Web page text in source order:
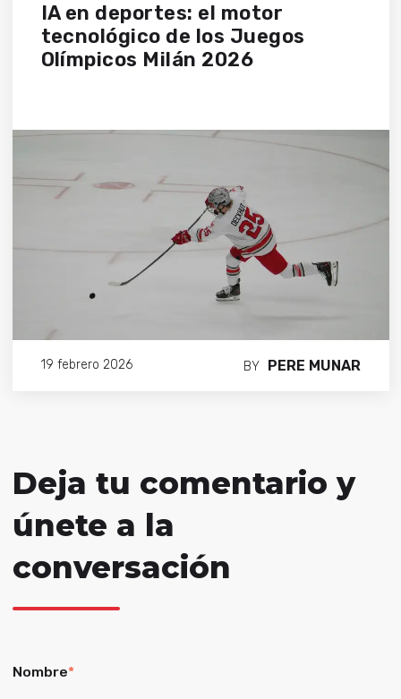
IA en deportes: el motor
tecnológico de los Juegos
Olímpicos Milán 2026
19 febrero 2026 BY PERE MUNAR
Deja tu comentario y
únete a la
conversación
Nombre*